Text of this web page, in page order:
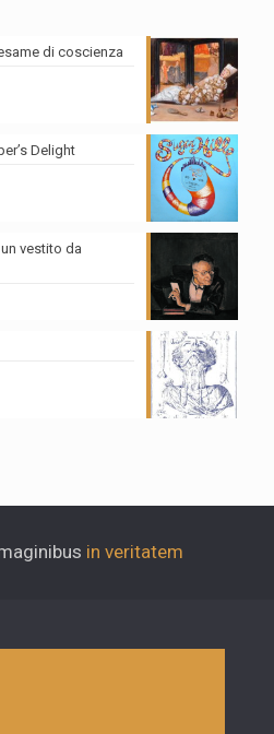
di coscienza
Delight
vestito da
in veritatem